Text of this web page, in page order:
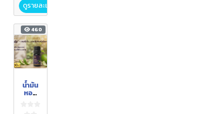
ดูรายละเอียด
460
น้ำมัน
หอม